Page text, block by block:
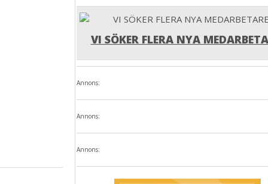
VI SÖKER FLERA NYA
Annons:
Annons:
Annons: